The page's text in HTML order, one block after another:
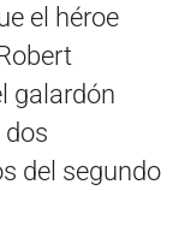
el héroe
galardón
dos
del segundo